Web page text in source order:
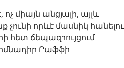
միայն անցյալի, այլև
որևէ մասնիկ հանելու
հետ ճեպազրույցում
Րաֆֆի